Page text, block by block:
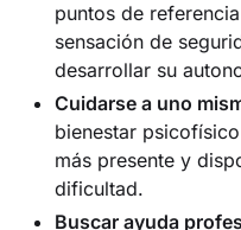
puntos de
sensación de
desarrollar su
Cuidarse a uno
bienestar
más presente y
dificultad.
Buscar ayuda